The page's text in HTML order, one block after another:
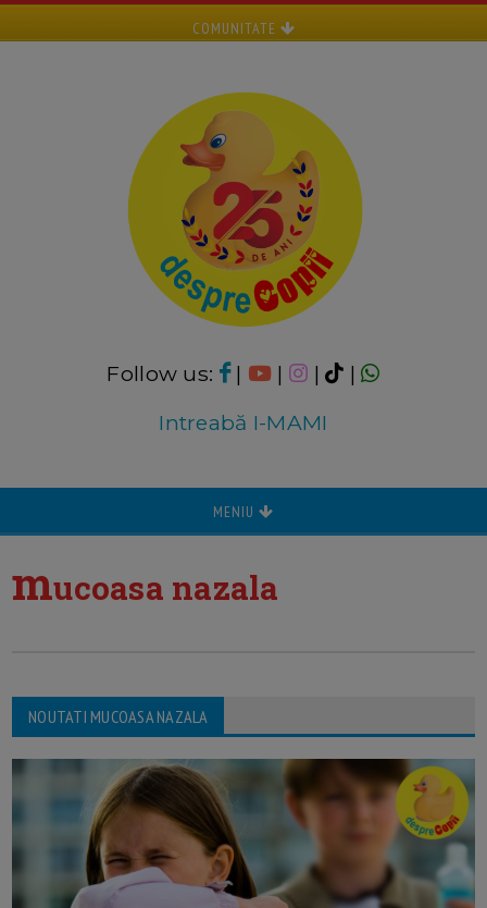
COMUNITATE
Follow us: | | |
|
Intreabă I-MAMI
MENIU
mucoasa nazala
NOUTATI MUCOASA NAZALA